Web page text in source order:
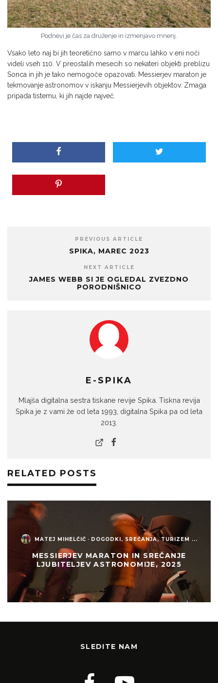
Podnevi je čas za druženje in izmenjavo mnenj.
Vsako leto naj bi jih teoretično samo v marcu lahko v eni noči
videli vseh 110. V preostalih mesecih so nekateri objekti preblizu
Sonca in jih je tako nemogoče opazovati. Messierjev maraton je
tekmovanje astronomov v iskanju Messierjevih objektov. Zmaga
pripada tistemu, ki jih najde največ.
PREVIOUS ARTICLE
SPIKA, MAREC 2023
NEXT ARTICLE
JAMES WEBB SI JE OGLEDAL ZVEZDNO
PORODNIŠNICO
E-SPIKA
Mlajša digitalna sestra tiskane revije Spika. Tiskna revija
Spika je z vami že od leta 1993, digitalna Spika pa od leta
2013.
RELATED POSTS
MATEJ MIHELČIČ · DOGODKI, SREČANJA, TURIZEM ...
MESSIERJEV MARATON IN SREČANJE
LJUBITELJEV ASTRONOMIJE, 2025
SLEDITE NAM